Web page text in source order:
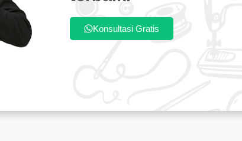
Konsultasi Gratis